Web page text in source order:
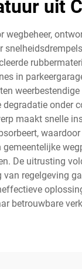
uit
in
degradatie onder
maakt snelle
De uitrusting
regelgeving
betrouwbare